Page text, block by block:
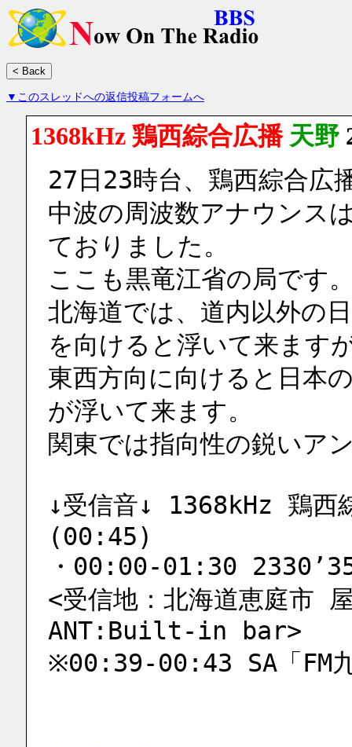
▼このスレッドへの返信投稿フォームへ
1368kHz 鶏西綜合広播 天野
27日23時台、鶏西綜合広
中波の周波数アナウンス
ておりました。
ここも黒竜江省の局です
北海道では、道内以外の
を向けると浮いて来ます
東西方向に向けると日本
が浮いて来ます。
関東では指向性の鋭いア
↓受信音↓ 1368kHz 鶏
(00:45)
・00:00-01:30
<受信地：北海道恵庭市
ANT:Built-in bar>
※00:39-00:43 SA「FM